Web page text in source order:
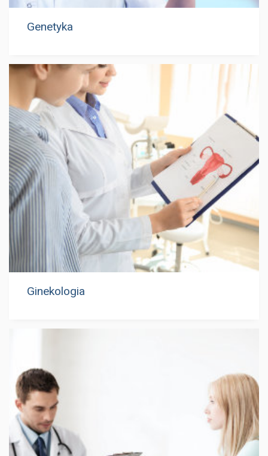
Genetyka
Ginekologia